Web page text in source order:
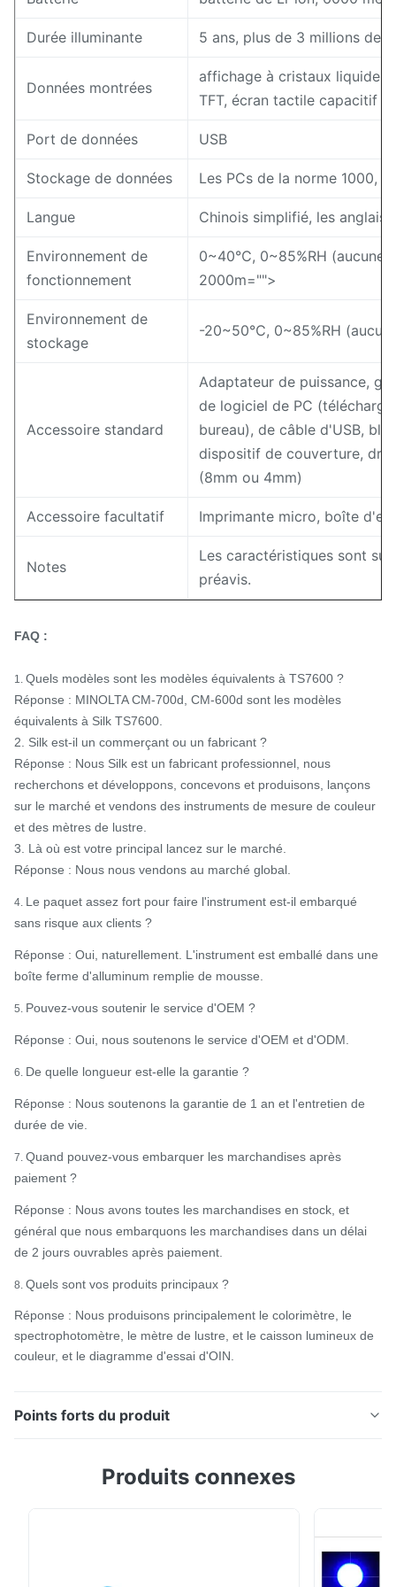
Durée illuminante 5 ans, plus de 3 millions de
Données montrées
affichage à cristaux liquides
TFT, écran tactile capacitif
Port de données USB
Stockage de données Les PCs de la norme 1000,
Langue Chinois simplifié, les
Environnement de
fonctionnement
0~40℃, 0~85%RH (aucune
2000m="">
Environnement de
stockage
-20~50℃, 0~85%RH
Accessoire standard
Adaptateur de puissance,
de logiciel de PC
bureau), de câble d'USB,
dispositif de couverture,
(8mm ou 4mm)
Accessoire facultatif Imprimante micro, boîte
Notes
Les caractéristiques sont
préavis.
FAQ :
1. Quels modèles sont les modèles équivalents à TS7600 ?
Réponse : MINOLTA CM-700d, CM-600d sont les modèles
équivalents à Silk TS7600.
2. Silk est-il un commerçant ou un fabricant ?
Réponse : Nous Silk est un fabricant professionnel, nous
recherchons et développons, concevons et produisons, lançons
sur le marché et vendons des instruments de mesure de couleur
et des mètres de lustre.
3. Là où est votre principal lancez sur le marché.
Réponse : Nous nous vendons au marché global.
4. Le paquet assez fort pour faire l'instrument est-il embarqué
sans risque aux clients ?
Réponse : Oui, naturellement. L'instrument est emballé dans une
boîte ferme d'alluminum remplie de mousse.
5. Pouvez-vous soutenir le service d'OEM ?
Réponse : Oui, nous soutenons le service d'OEM et d'ODM.
6. De quelle longueur est-elle la garantie ?
Réponse : Nous soutenons la garantie de 1 an et l'entretien de
durée de vie.
7. Quand pouvez-vous embarquer les marchandises après
paiement ?
Réponse : Nous avons toutes les marchandises en stock, et
général que nous embarquons les marchandises dans un délai
de 2 jours ouvrables après paiement.
8. Quels sont vos produits principaux ?
Réponse : Nous produisons principalement le colorimètre, le
spectrophotomètre, le mètre de lustre, et le caisson lumineux de
couleur, et le diagramme d'essai d'OIN.
Points forts du produit
cuir de peinture de voiture de pneu d'automobile
concevoir et est développée par des droites de ...
Produits connexes